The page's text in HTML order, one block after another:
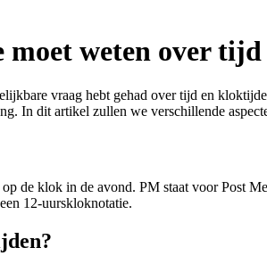
moet weten over
vraag hebt gehad over tijd en
In dit artikel zullen we verschillende
de klok in de avond. PM staat voor Post
12-uurskloknotatie.